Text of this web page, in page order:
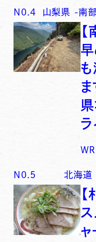
N0. 4 山梨県 -南
ラ
N0. 5 北海道